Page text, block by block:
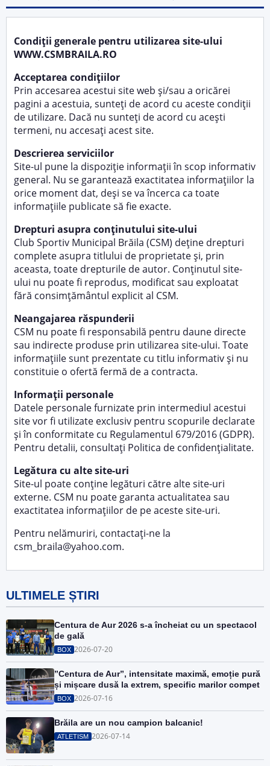
Condiții generale pentru utilizarea site-ului
WWW.CSMBRAILA.RO
Acceptarea condițiilor
Prin accesarea acestui site web și/sau a oricărei
pagini a acestuia, sunteți de acord cu aceste condiții
de utilizare. Dacă nu sunteți de acord cu acești
termeni, nu accesați acest site.
Descrierea serviciilor
Site-ul pune la dispoziție informații în scop informativ
general. Nu se garantează exactitatea informațiilor la
orice moment dat, deși se va încerca ca toate
informațiile publicate să fie exacte.
Drepturi asupra conținutului site-ului
Club Sportiv Municipal Brăila (CSM) deține drepturi
complete asupra titlului de proprietate și, prin
aceasta, toate drepturile de autor. Conținutul site-
ului nu poate fi reprodus, modificat sau exploatat
fără consimțământul explicit al CSM.
Neangajarea răspunderii
CSM nu poate fi responsabilă pentru daune directe
sau indirecte produse prin utilizarea site-ului. Toate
informațiile sunt prezentate cu titlu informativ și nu
constituie o ofertă fermă de a contracta.
Informații personale
Datele personale furnizate prin intermediul acestui
site vor fi utilizate exclusiv pentru scopurile declarate
și în conformitate cu Regulamentul 679/2016 (GDPR).
Pentru detalii, consultați Politica de confidențialitate.
Legătura cu alte site-uri
Site-ul poate conține legături către alte site-uri
externe. CSM nu poate garanta actualitatea sau
exactitatea informațiilor de pe aceste site-uri.
Pentru nelămuriri, contactați-ne la
csm_braila@yahoo.com.
ULTIMELE ȘTIRI
Centura de Aur 2026 s-a încheiat cu un spectacol
de gală
BOX 2026-07-20
”Centura de Aur”, intensitate maximă, emoție pură
și mișcare dusă la extrem, specific marilor compet
BOX 2026-07-16
Brăila are un nou campion balcanic!
ATLETISM 2026-07-14